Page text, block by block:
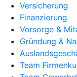
Versicherung
Finanzierung
Vorsorge &
Gründung &
Team